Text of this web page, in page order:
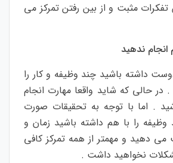
مثبت و از بین رفتن تمرکز می
انجام ندهید
داشته باشید چند وظیفه و کار را
در حالی که شاید واقعا مهارت انجام
. اما با توجه به تحقیقات صورت
وظیفه را با هم داشته باشید زمان و
می دهید و مهمتر از همه تمرکز کافی
نخواهید داشت .